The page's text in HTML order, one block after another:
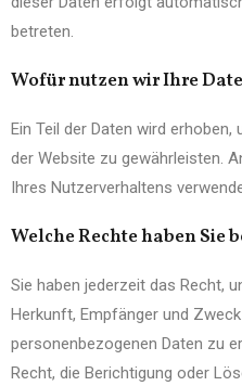
betreten.
Wofür nutzen wir Ihre
Ein Teil der Daten wird
der Website zu gewährleisten.
Ihres Nutzerverhaltens
Welche Rechte haben Sie
Sie haben jederzeit das Recht,
Herkunft, Empfänger und
personenbezogenen Daten zu
Recht, die Berichtigung oder